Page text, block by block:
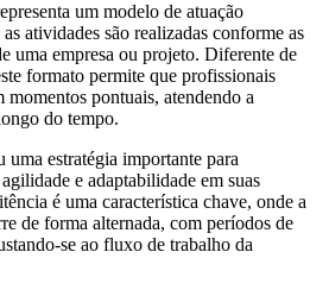
um modelo de atuação
atividades são realizadas conforme as
uma empresa ou projeto. Diferente de
formato permite que profissionais
momentos pontuais, atendendo a
do tempo.
uma estratégia importante para
e adaptabilidade em suas
é uma característica chave, onde a
de forma alternada, com períodos de
se ao fluxo de trabalho da